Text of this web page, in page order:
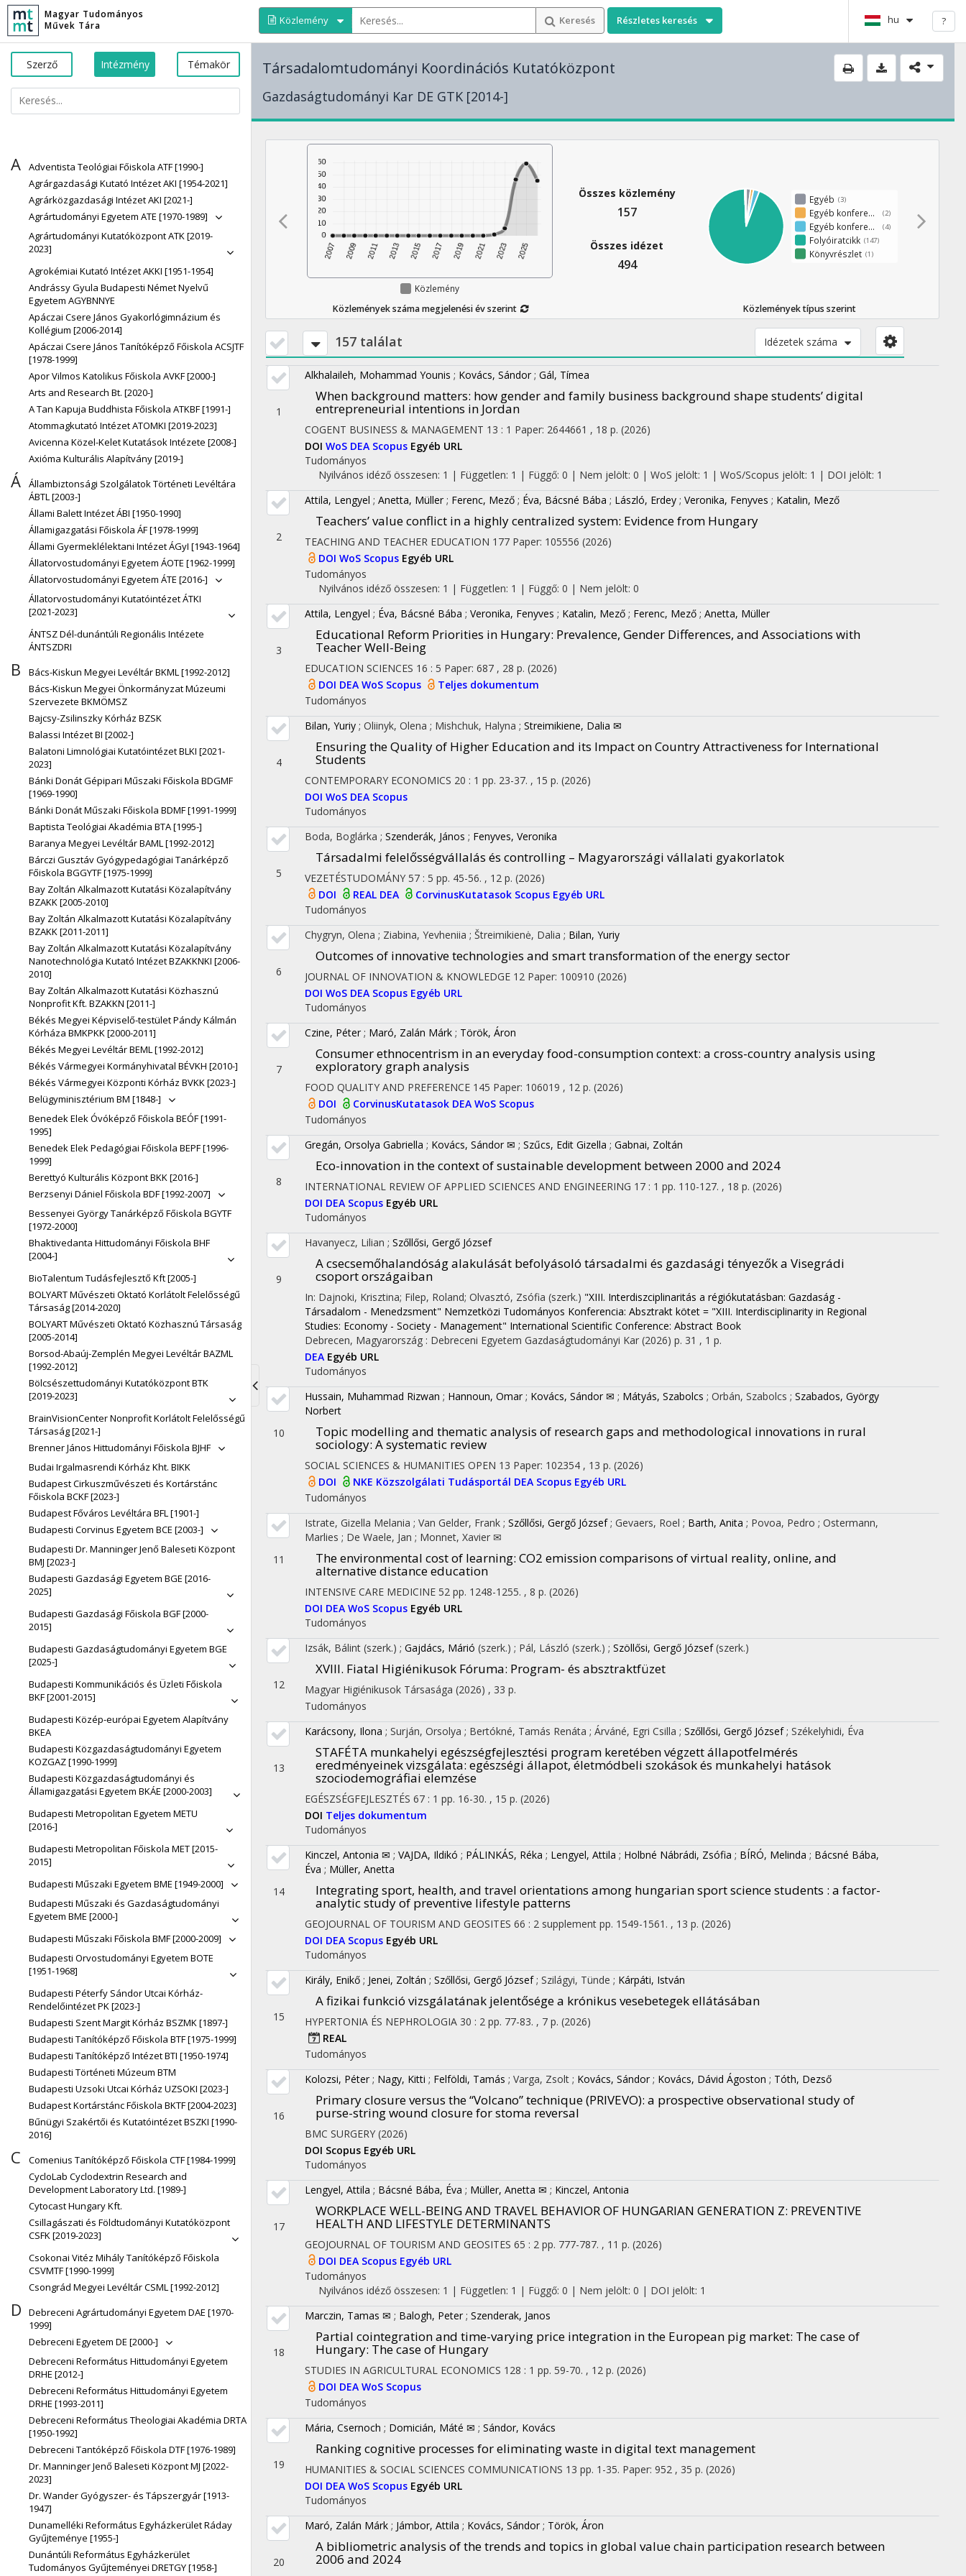
Toggle
navigation
Magyar Tudományos
Művek Tára
Közlemény Keresés Részletes keresés hu ?
Szerző Intézmény Témakör
A
Adventista Teológiai Főiskola ATF [1990-]
Agrárgazdasági Kutató Intézet AKI [1954-2021]
Agrárközgazdasági Intézet AKI [2021-]
Agrártudományi Egyetem ATE [1970-1989]
Agrártudományi Kutatóközpont ATK [2019-
2023]
Agrokémiai Kutató Intézet AKKI [1951-1954]
Andrássy Gyula Budapesti Német Nyelvű
Egyetem AGYBNNYE
Apáczai Csere János Gyakorlógimnázium és
Kollégium [2006-2014]
Apáczai Csere János Tanítóképző Főiskola ACSJTF
[1978-1999]
Apor Vilmos Katolikus Főiskola AVKF [2000-]
Arts and Research Bt. [2020-]
A Tan Kapuja Buddhista Főiskola ATKBF [1991-]
Atommagkutató Intézet ATOMKI [2019-2023]
Avicenna Közel-Kelet Kutatások Intézete [2008-]
Axióma Kulturális Alapítvány [2019-]
Á
Állambiztonsági Szolgálatok Történeti Levéltára
ÁBTL [2003-]
Állami Balett Intézet ÁBI [1950-1990]
Államigazgatási Főiskola ÁF [1978-1999]
Állami Gyermeklélektani Intézet ÁGyI [1943-1964]
Állatorvostudományi Egyetem ÁOTE [1962-1999]
Állatorvostudományi Egyetem ÁTE [2016-]
Állatorvostudományi Kutatóintézet ÁTKI
[2021-2023]
ÁNTSZ Dél-dunántúli Regionális Intézete
ÁNTSZDRI
B
Bács-Kiskun Megyei Levéltár BKML [1992-2012]
Bács-Kiskun Megyei Önkormányzat Múzeumi
Szervezete BKMÖMSZ
Bajcsy-Zsilinszky Kórház BZSK
Balassi Intézet BI [2002-]
Balatoni Limnológiai Kutatóintézet BLKI [2021-
2023]
Bánki Donát Gépipari Műszaki Főiskola BDGMF
[1969-1990]
Bánki Donát Műszaki Főiskola BDMF [1991-1999]
Baptista Teológiai Akadémia BTA [1995-]
Baranya Megyei Levéltár BAML [1992-2012]
Bárczi Gusztáv Gyógypedagógiai Tanárképző
Főiskola BGGYTF [1975-1999]
Bay Zoltán Alkalmazott Kutatási Közalapítvány
BZAKK [2005-2010]
Bay Zoltán Alkalmazott Kutatási Közalapítvány
BZAKK [2011-2011]
Bay Zoltán Alkalmazott Kutatási Közalapítvány
Nanotechnológia Kutató Intézet BZAKKNKI [2006-
2010]
Bay Zoltán Alkalmazott Kutatási Közhasznú
Nonprofit Kft. BZAKKN [2011-]
Békés Megyei Képviselő-testület Pándy Kálmán
Kórháza BMKPKK [2000-2011]
Békés Megyei Levéltár BEML [1992-2012]
Békés Vármegyei Kormányhivatal BÉVKH [2010-]
Békés Vármegyei Központi Kórház BVKK [2023-]
Belügyminisztérium BM [1848-]
Benedek Elek Óvóképző Főiskola BEÓF [1991-
1995]
Benedek Elek Pedagógiai Főiskola BEPF [1996-
1999]
Berettyó Kulturális Központ BKK [2016-]
Berzsenyi Dániel Főiskola BDF [1992-2007]
Bessenyei György Tanárképző Főiskola BGYTF
[1972-2000]
Bhaktivedanta Hittudományi Főiskola BHF
[2004-]
BioTalentum Tudásfejlesztő Kft [2005-]
BOLYART Művészeti Oktató Korlátolt Felelősségű
Társaság [2014-2020]
BOLYART Művészeti Oktató Közhasznú Társaság
[2005-2014]
Borsod-Abaúj-Zemplén Megyei Levéltár BAZML
[1992-2012]
Bölcsészettudományi Kutatóközpont BTK
[2019-2023]
BrainVisionCenter Nonprofit Korlátolt Felelősségű
Társaság [2021-]
Brenner János Hittudományi Főiskola BJHF
Budai Irgalmasrendi Kórház Kht. BIKK
Budapest Cirkuszművészeti és Kortárstánc
Főiskola BCKF [2023-]
Budapest Főváros Levéltára BFL [1901-]
Budapesti Corvinus Egyetem BCE [2003-]
Budapesti Dr. Manninger Jenő Baleseti Központ
BMJ [2023-]
Budapesti Gazdasági Egyetem BGE [2016-
2025]
Budapesti Gazdasági Főiskola BGF [2000-
2015]
Budapesti Gazdaságtudományi Egyetem BGE
[2025-]
Budapesti Kommunikációs és Üzleti Főiskola
BKF [2001-2015]
Budapesti Közép-európai Egyetem Alapítvány
BKEA
Budapesti Közgazdaságtudományi Egyetem
KOZGAZ [1990-1999]
Budapesti Közgazdaságtudományi és
Államigazgatási Egyetem BKÁE [2000-2003]
Budapesti Metropolitan Egyetem METU
[2016-]
Budapesti Metropolitan Főiskola MET [2015-
2015]
Budapesti Műszaki Egyetem BME [1949-2000]
Budapesti Műszaki és Gazdaságtudományi
Egyetem BME [2000-]
Budapesti Műszaki Főiskola BMF [2000-2009]
Budapesti Orvostudományi Egyetem BOTE
[1951-1968]
Budapesti Péterfy Sándor Utcai Kórház-
Rendelőintézet PK [2023-]
Budapesti Szent Margit Kórház BSZMK [1897-]
Budapesti Tanítóképző Főiskola BTF [1975-1999]
Budapesti Tanítóképző Intézet BTI [1950-1974]
Budapesti Történeti Múzeum BTM
Budapesti Uzsoki Utcai Kórház UZSOKI [2023-]
Budapest Kortárstánc Főiskola BKTF [2004-2023]
Bűnügyi Szakértői és Kutatóintézet BSZKI [1990-
2016]
C
Comenius Tanítóképző Főiskola CTF [1984-1999]
CycloLab Cyclodextrin Research and
Development Laboratory Ltd. [1989-]
Cytocast Hungary Kft.
Csillagászati és Földtudományi Kutatóközpont
CSFK [2019-2023]
Csokonai Vitéz Mihály Tanítóképző Főiskola
CSVMTF [1990-1999]
Csongrád Megyei Levéltár CSML [1992-2012]
D
Debreceni Agrártudományi Egyetem DAE [1970-
1999]
Debreceni Egyetem DE [2000-]
Debreceni Református Hittudományi Egyetem
DRHE [2012-]
Debreceni Református Hittudományi Egyetem
DRHE [1993-2011]
Debreceni Református Theologiai Akadémia DRTA
[1950-1992]
Debreceni Tantóképző Főiskola DTF [1976-1989]
Dr. Manninger Jenő Baleseti Központ MJ [2022-
2023]
Dr. Wander Gyógyszer- és Tápszergyár [1913-
1947]
Dunamelléki Református Egyházkerület Ráday
Gyűjteménye [1955-]
Dunántúli Református Egyházkerület
Tudományos Gyűjteményei DRETGY [1958-]
Társadalomtudományi Koordinációs Kutatóközpont
Gazdaságtudományi Kar DE GTK [2014-]
Közlemény
Közlemények száma megjelenési év szerint
Összes közlemény
157
Összes idézet
494
Egyéb (3)
(2)
(4)
Folyóiratcikk (147)
Könyvrészlet (1)
Közlemények típus szerint
157 találat Idézetek száma
1
Alkhalaileh, Mohammad Younis ; Kovács, Sándor ; Gál, Tímea
When background matters: how gender and family business background shape students’ digital
entrepreneurial intentions in Jordan
COGENT BUSINESS & MANAGEMENT 13 : 1 Paper: 2644661 , 18 p. (2026)
DOI WoS DEA Scopus Egyéb URL
Tudományos
Nyilvános idéző összesen: 1 | Független: 1 | Függő: 0 | Nem jelölt: 0 | WoS jelölt: 1 | WoS/Scopus jelölt: 1 | DOI jelölt: 1
2
Attila, Lengyel ; Anetta, Müller ; Ferenc, Mező ; Éva, Bácsné Bába ; László, Erdey ; Veronika, Fenyves ; Katalin, Mező
Teachers’ value conflict in a highly centralized system: Evidence from Hungary
TEACHING AND TEACHER EDUCATION 177 Paper: 105556 (2026)
DOI WoS Scopus Egyéb URL
Tudományos
Nyilvános idéző összesen: 1 | Független: 1 | Függő: 0 | Nem jelölt: 0
3
Attila, Lengyel ; Éva, Bácsné Bába ; Veronika, Fenyves ; Katalin, Mező ; Ferenc, Mező ; Anetta, Müller
Educational Reform Priorities in Hungary: Prevalence, Gender Differences, and Associations with
Teacher Well-Being
EDUCATION SCIENCES 16 : 5 Paper: 687 , 28 p. (2026)
DOI DEA WoS Scopus
Teljes dokumentum
Tudományos
4
Bilan, Yuriy ; Oliinyk, Olena ; Mishchuk, Halyna ; Streimikiene, Dalia ✉
Ensuring the Quality of Higher Education and its Impact on Country Attractiveness for International
Students
CONTEMPORARY ECONOMICS 20 : 1 pp. 23-37. , 15 p. (2026)
DOI WoS DEA Scopus
Tudományos
5
Boda, Boglárka ; Szenderák, János ; Fenyves, Veronika
Társadalmi felelősségvállalás és controlling – Magyarországi vállalati gyakorlatok
VEZETÉSTUDOMÁNY 57 : 5 pp. 45-56. , 12 p. (2026)
DOI
REAL DEA CorvinusKutatasok Scopus Egyéb URL
Tudományos
6
Chygryn, Olena ; Ziabina, Yevheniia ; Štreimikienė, Dalia ; Bilan, Yuriy
Outcomes of innovative technologies and smart transformation of the energy sector
JOURNAL OF INNOVATION & KNOWLEDGE 12 Paper: 100910 (2026)
DOI WoS DEA Scopus Egyéb URL
Tudományos
7
Czine, Péter ; Maró, Zalán Márk ; Török, Áron
Consumer ethnocentrism in an everyday food-consumption context: a cross-country analysis using
exploratory graph analysis
FOOD QUALITY AND PREFERENCE 145 Paper: 106019 , 12 p. (2026)
DOI
CorvinusKutatasok DEA WoS Scopus
Tudományos
8
Gregán, Orsolya Gabriella ; Kovács, Sándor ✉ ; Szűcs, Edit Gizella ; Gabnai, Zoltán
Eco-innovation in the context of sustainable development between 2000 and 2024
INTERNATIONAL REVIEW OF APPLIED SCIENCES AND ENGINEERING 17 : 1 pp. 110-127. , 18 p. (2026)
DOI DEA Scopus Egyéb URL
Tudományos
9
Havanyecz, Lilian ; Szőllősi, Gergő József
A csecsemőhalandóság alakulását befolyásoló társadalmi és gazdasági tényezők a Visegrádi
csoport országaiban
In: Dajnoki, Krisztina; Filep, Roland; Olvasztó, Zsófia (szerk.) "XIII. Interdiszciplinaritás a régiókutatásban: Gazdaság -
Társadalom - Menedzsment" Nemzetközi Tudományos Konferencia: Absztrakt kötet = "XIII. Interdisciplinarity in Regional
Studies: Economy - Society - Management" International Scientific Conference: Abstract Book
Debrecen, Magyarország : Debreceni Egyetem Gazdaságtudományi Kar (2026) p. 31 , 1 p.
DEA Egyéb URL
Tudományos
10
Hussain, Muhammad Rizwan ; Hannoun, Omar ; Kovács, Sándor ✉ ; Mátyás, Szabolcs ; Orbán, Szabolcs ; Szabados, György
Norbert
Topic modelling and thematic analysis of research gaps and methodological innovations in rural
sociology: A systematic review
SOCIAL SCIENCES & HUMANITIES OPEN 13 Paper: 102354 , 13 p. (2026)
DOI
NKE Közszolgálati Tudásportál DEA Scopus Egyéb URL
Tudományos
11
Istrate, Gizella Melania ; Van Gelder, Frank ; Szőllősi, Gergő József ; Gevaers, Roel ; Barth, Anita ; Povoa, Pedro ; Ostermann,
Marlies ; De Waele, Jan ; Monnet, Xavier ✉
The environmental cost of learning: CO2 emission comparisons of virtual reality, online, and
alternative distance education
INTENSIVE CARE MEDICINE 52 pp. 1248-1255. , 8 p. (2026)
DOI DEA WoS Scopus Egyéb URL
Tudományos
12
Izsák, Bálint (szerk.) ; Gajdács, Márió (szerk.) ; Pál, László (szerk.) ; Szöllősi, Gergő József (szerk.)
XVIII. Fiatal Higiénikusok Fóruma: Program- és absztraktfüzet
Magyar Higiénikusok Társasága (2026) , 33 p.
Tudományos
13
Karácsony, Ilona ; Surján, Orsolya ; Bertókné, Tamás Renáta ; Árváné, Egri Csilla ; Szőllősi, Gergő József ; Székelyhidi, Éva
STAFÉTA munkahelyi egészségfejlesztési program keretében végzett állapotfelmérés
eredményeinek vizsgálata: egészségi állapot, életmódbeli szokások és munkahelyi hatások
szociodemográfiai elemzése
EGÉSZSÉGFEJLESZTÉS 67 : 1 pp. 16-30. , 15 p. (2026)
DOI Teljes dokumentum
Tudományos
14
Kinczel, Antonia ✉ ; VAJDA, Ildikó ; PÁLINKÁS, Réka ; Lengyel, Attila ; Holbné Nábrádi, Zsófia ; BÍRÓ, Melinda ; Bácsné Bába,
Éva ; Müller, Anetta
Integrating sport, health, and travel orientations among hungarian sport science students : a factor-
analytic study of preventive lifestyle patterns
GEOJOURNAL OF TOURISM AND GEOSITES 66 : 2 supplement pp. 1549-1561. , 13 p. (2026)
DOI DEA Scopus Egyéb URL
Tudományos
15
Király, Enikő ; Jenei, Zoltán ; Szőllősi, Gergő József ; Szilágyi, Tünde ; Kárpáti, István
A fizikai funkció vizsgálatának jelentősége a krónikus vesebetegek ellátásában
HYPERTONIA ÉS NEPHROLOGIA 30 : 2 pp. 77-83. , 7 p. (2026)
REAL
Tudományos
16
Kolozsi, Péter ; Nagy, Kitti ; Felföldi, Tamás ; Varga, Zsolt ; Kovács, Sándor ; Kovács, Dávid Ágoston ; Tóth, Dezső
Primary closure versus the “Volcano” technique (PRIVEVO): a prospective observational study of
purse-string wound closure for stoma reversal
BMC SURGERY (2026)
DOI Scopus Egyéb URL
Tudományos
17
Lengyel, Attila ; Bácsné Bába, Éva ; Müller, Anetta ✉ ; Kinczel, Antonia
WORKPLACE WELL-BEING AND TRAVEL BEHAVIOR OF HUNGARIAN GENERATION Z: PREVENTIVE
HEALTH AND LIFESTYLE DETERMINANTS
GEOJOURNAL OF TOURISM AND GEOSITES 65 : 2 pp. 777-787. , 11 p. (2026)
DOI DEA Scopus Egyéb URL
Tudományos
Nyilvános idéző összesen: 1 | Független: 1 | Függő: 0 | Nem jelölt: 0 | DOI jelölt: 1
18
Marczin, Tamas ✉ ; Balogh, Peter ; Szenderak, Janos
Partial cointegration and time-varying price integration in the European pig market: The case of
Hungary: The case of Hungary
STUDIES IN AGRICULTURAL ECONOMICS 128 : 1 pp. 59-70. , 12 p. (2026)
DOI DEA WoS Scopus
Tudományos
19
Mária, Csernoch ; Domicián, Máté ✉ ; Sándor, Kovács
Ranking cognitive processes for eliminating waste in digital text management
HUMANITIES & SOCIAL SCIENCES COMMUNICATIONS 13 pp. 1-35. Paper: 952 , 35 p. (2026)
DOI DEA WoS Scopus Egyéb URL
Tudományos
20
Maró, Zalán Márk ; Jámbor, Attila ; Kovács, Sándor ; Török, Áron
A bibliometric analysis of the trends and topics in global value chain participation research between
2006 and 2024